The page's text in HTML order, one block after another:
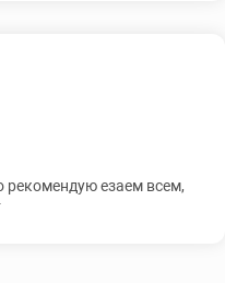
рекомендую езаем всем,